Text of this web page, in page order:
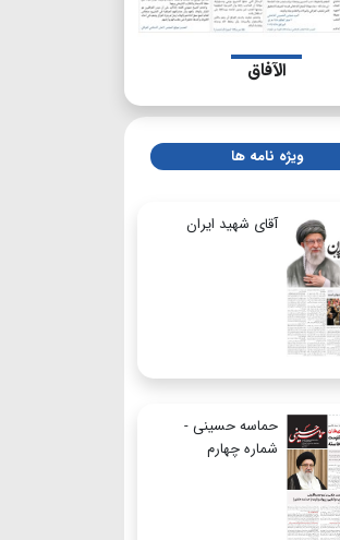
الآفاق
ویژه نامه ها
آقای شهید ایران
حماسه حسینی -
شماره چهارم